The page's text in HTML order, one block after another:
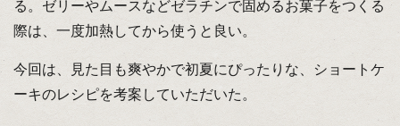
る。ゼリーやムースなどゼラチンで固めるお菓子をつくる
際は、一度加熱してから使うと良い。
今回は、見た目も爽やかで初夏にぴったりな、ショートケ
ーキのレシピを考案していただいた。